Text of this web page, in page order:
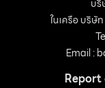
บริ
ในเครือ บริษั
Email :
Report